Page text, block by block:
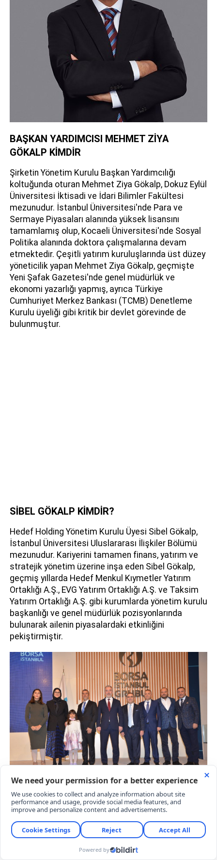
BAŞKAN YARDIMCISI MEHMET ZİYA
GÖKALP KİMDİR
Şirketin Yönetim Kurulu Başkan Yardımcılığı
koltuğunda oturan Mehmet Ziya Gökalp, Dokuz Eylül
Üniversitesi İktisadi ve İdari Bilimler Fakültesi
mezunudur. İstanbul Üniversitesi'nde Para ve
Sermaye Piyasaları alanında yüksek lisansını
tamamlamış olup, Kocaeli Üniversitesi'nde Sosyal
Politika alanında doktora çalışmalarına devam
etmektedir. Çeşitli yatırım kuruluşlarında üst düzey
yöneticilik yapan Mehmet Ziya Gökalp, geçmişte
Yeni Şafak Gazetesi'nde genel müdürlük ve
ekonomi yazarlığı yapmış, ayrıca Türkiye
Cumhuriyet Merkez Bankası (TCMB) Denetleme
Kurulu üyeliği gibi kritik bir devlet görevinde de
bulunmuştur.
SİBEL GÖKALP KİMDİR?
Hedef Holding Yönetim Kurulu Üyesi Sibel Gökalp,
İstanbul Üniversitesi Uluslararası İlişkiler Bölümü
mezunudur. Kariyerini tamamen finans, yatırım ve
stratejik yönetim üzerine inşa eden Sibel Gökalp,
geçmiş yıllarda Hedef Menkul Kıymetler Yatırım
Ortaklığı A.Ş., EVG Yatırım Ortaklığı A.Ş. ve Taksim
Yatırım Ortaklığı A.Ş. gibi kurumlarda yönetim kurulu
başkanlığı ve genel müdürlük pozisyonlarında
bulunarak ailenin piyasalardaki etkinliğini
pekiştirmiştir.
Hedef Holding'in 1,1 trilyon TL gibi astronomik bir
piyasa değerine ulaşarak Koç Holding, TÜPRAŞ ve
Ford Otosan gibi on binlerce istihdam sağlayan,
fiziki üretim yapan köklü sanayi devlerini geride
bırakması, Borsa İstanbul'daki değerleme
dinamiklerinin yeniden sorgulanmasına neden